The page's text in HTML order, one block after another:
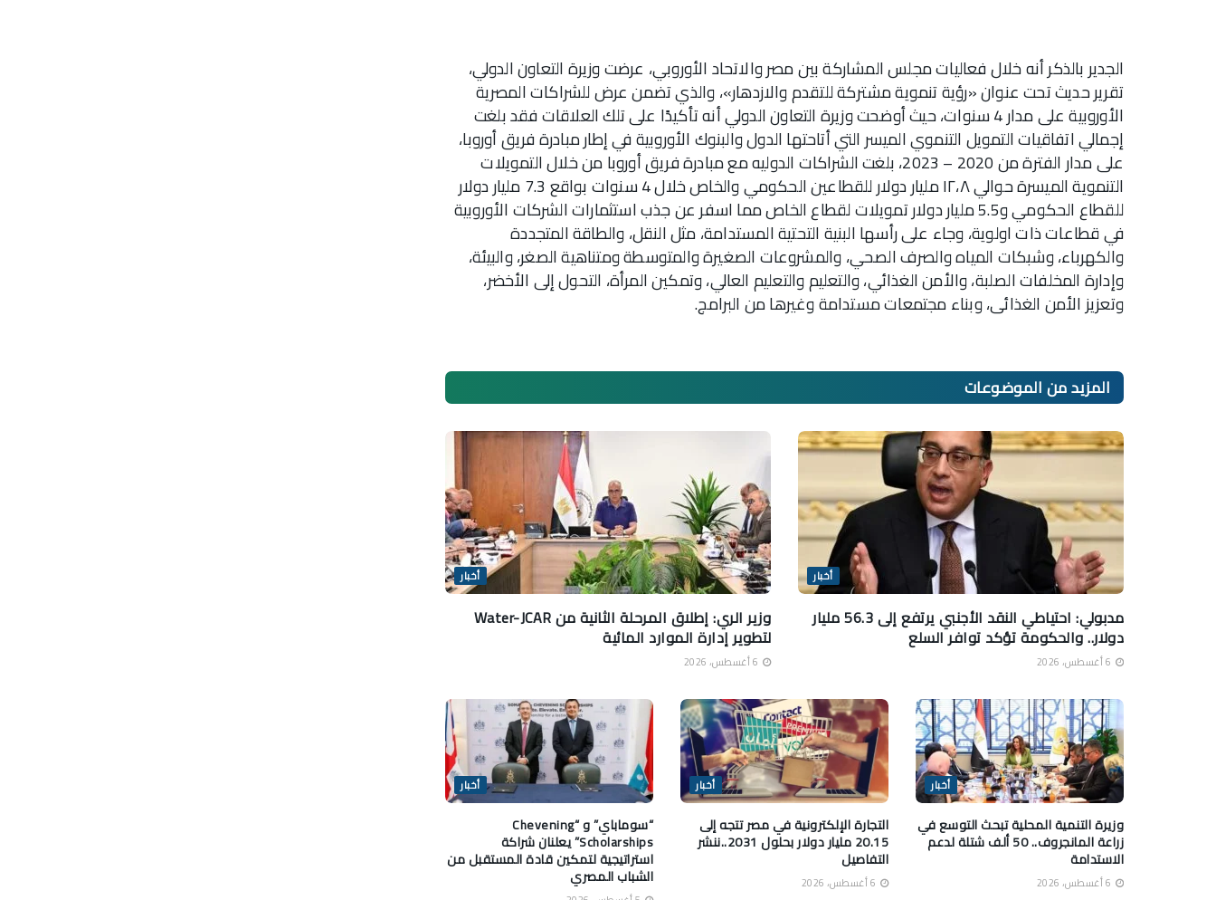
الجدير بالذكر أنه خلال فعاليات مجلس المشاركة بين مصر والاتحاد الأوروبي، عرضت وزيرة التعاون الدولي،
تقرير حديث تحت عنوان «رؤية تنموية مشتركة للتقدم والازدهار»، والذي تضمن عرض للشراكات المصرية
الأوروبية على مدار 4 سنوات، حيث أوضحت وزيرة التعاون الدولي أنه تأكيدًا على تلك العلاقات فقد بلغت
إجمالي اتفاقيات التمويل التنموي الميسر التي أتاحتها الدول والبنوك الأوروبية في إطار مبادرة فريق أوروبا،
على مدار الفترة من 2020 – 2023، بلغت الشراكات الدوليه مع مبادرة فريق أوروبا من خلال التمويلات
التنموية الميسرة حوالي ١٢،٨ مليار دولار للقطاعين الحكومي والخاص خلال 4 سنوات بواقع 7.3 مليار دولار
للقطاع الحكومي و5.5 مليار دولار تمويلات لقطاع الخاص مما اسفر عن جذب استثمارات الشركات الأوروبية
في قطاعات ذات اولوية، وجاء على رأسها البنية التحتية المستدامة، مثل النقل، والطاقة المتجددة
والكهرباء، وشبكات المياه والصرف الصحي، والمشروعات الصغيرة والمتوسطة ومتناهية الصغر، والبيئة،
وإدارة المخلفات الصلبة، والأمن الغذائي، والتعليم والتعليم العالي، وتمكين المرأة، التحول إلى الأخضر،
وتعزيز الأمن الغذائى، وبناء مجتمعات مستدامة وغيرها من البرامج.
المزيد منالموضوعات
أخبار
مدبولي: احتياطي النقد الأجنبي يرتفع إلى 56.3 مليار
دولار.. والحكومة تؤكد توافر السلع
أخبار
وزير الري: إطلاق المرحلة الثانية من Water-JCAR
لتطوير إدارة الموارد المائية
أخبار
وزيرة التنمية المحلية تبحث التوسع في
زراعة المانجروف.. 50 ألف شتلة لدعم
الاستدامة
أخبار
التجارة الإلكترونية في مصر تتجه إلى
20.15 مليار دولار بحلول 2031..ننشر
التفاصيل
أخبار
“سوماباي” و “Chevening
Scholarships” يعلنان شراكة
استراتيجية لتمكين قادة المستقبل من
الشباب المصري